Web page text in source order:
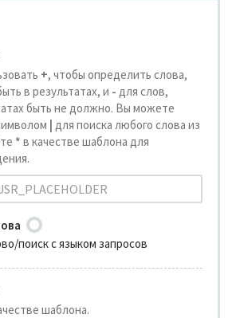
+, чтобы определить слова,
в результатах, и - для слов,
быть не должно. Вы можете
| для поиска любого слова из
* в качестве шаблона для
поиск с языком запросов
шаблона.